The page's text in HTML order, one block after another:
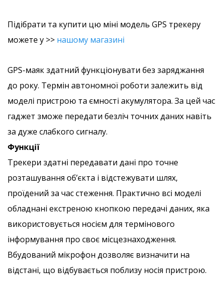
Підібрати та купити цю міні модель GPS трекеру
можете у >> нашому магазині
GPS-маяк здатний функціонувати без заряджання
до року. Термін автономної роботи залежить від
моделі пристрою та ємності акумулятора. За цей час
гаджет зможе передати безліч точних даних навіть
за дуже слабкого сигналу.
Функції
Трекери здатні передавати дані про точне
розташування об’єкта і відстежувати шлях,
проїдений за час стеження. Практично всі моделі
обладнані екстреною кнопкою передачі даних, яка
використовується носієм для термінового
інформування про своє місцезнаходження.
Вбудований мікрофон дозволяє визначити на
відстані, що відбувається поблизу носія пристрою.